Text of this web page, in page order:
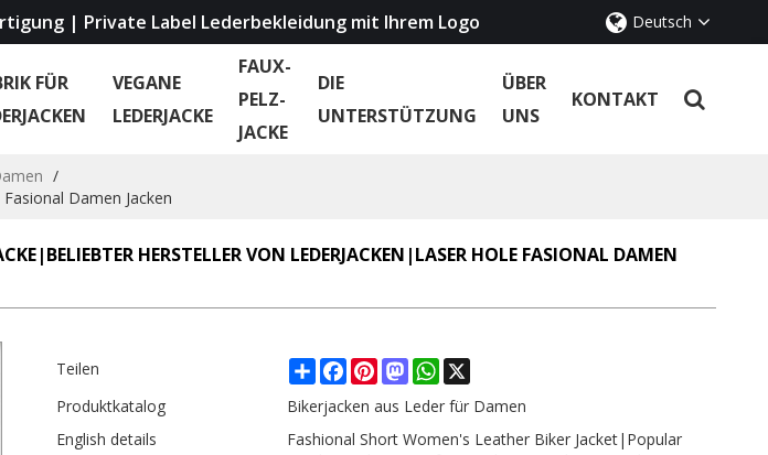
| Private Label Lederbekleidung mit Ihrem Logo Deutsch
FÜR
VEGANE
LEDERJACKE
FAUX-
PELZ-
JACKE
DIE
UNTERSTÜTZUNG
ÜBER
UNS
KONTAKT
/
Damen Jacken
HERSTELLER VON LEDERJACKEN|LASER HOLE FASIONAL DAMEN
Teilen ShareFacebook
PinterestMastodonWhatsApp
Produktkatalog
Bikerjacken aus Leder für Damen
English details
Fashional Short Women's Leather Biker Jacket|Popular